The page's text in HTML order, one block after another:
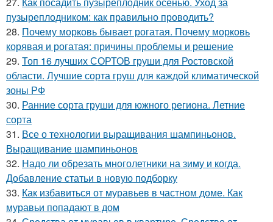
пузыреплодником: как правильно проводить?
28. Почему морковь бывает рогатая. Почему морковь
корявая и рогатая: причины проблемы и решение
29. Топ 16 лучших СОРТОВ груши для Ростовской
области. Лучшие сорта груш для каждой климатической
зоны РФ
30. Ранние сорта груши для южного региона. Летние
сорта
31. Все о технологии выращивания шампиньонов.
Выращивание шампиньонов
32. Надо ли обрезать многолетники на зиму и когда.
Добавление статьи в новую подборку
33. Как избавиться от муравьев в частном доме. Как
муравьи попадают в дом